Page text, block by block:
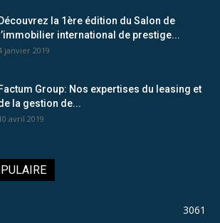
Découvrez la 1ère édition du Salon de
l’immobilier international de prestige...
janvier 2019
Factum Group: Nos expertises du leasing et
la gestion de...
avril 2019
3061